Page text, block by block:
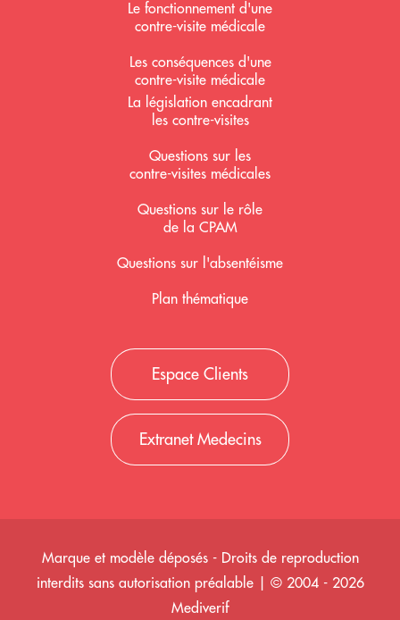
Le fonctionnement d'une
contre-visite médicale
Les conséquences d'une
contre-visite médicale
La législation encadrant
les contre-visites
Questions sur les
contre-visites médicales
Questions sur le rôle
de la CPAM
Questions sur l'absentéisme
Plan thématique
Espace Clients
Extranet Medecins
Marque et modèle déposés - Droits de reproduction
interdits sans autorisation préalable | © 2004 - 2026
Mediverif